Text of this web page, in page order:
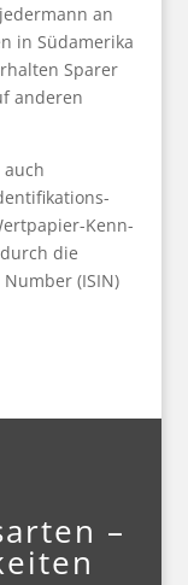
an
in Südamerika
Sparer
anderen
Kenn-
die
(ISIN)
–